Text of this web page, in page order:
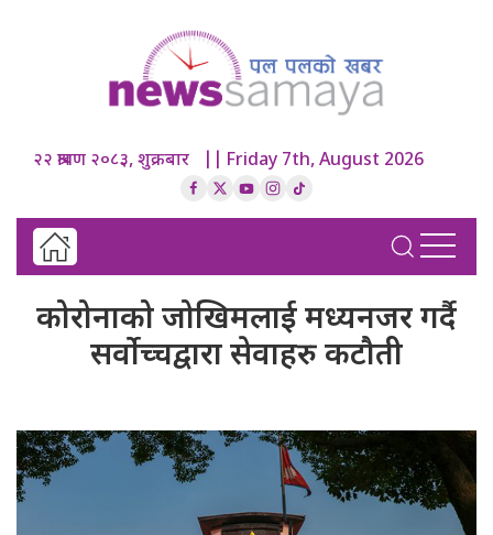
२२ श्रावण २०८३, शुक्रबार || Friday 7th, August 2026
कोरोनाको जोखिमलाई मध्यनजर गर्दै
सर्वोच्चद्वारा सेवाहरु कटौती